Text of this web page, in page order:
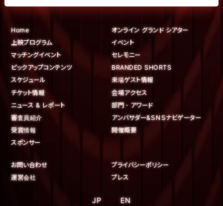
Home
オンライン グランド シアター
上映プログラム
イベント
マッチングイベント
セレモニー
ピックアップコンテンツ
BRANDED SHORTS
スケジュール
来場ゲスト情報
チケット情報
会場アクセス
ニュース & レポート
部門・アワード
審査員紹介
アンバサダー&ＳＮＳナビゲーター
受賞情報
開催概要
スポンサー
お問い合わせ
プライバシーポリシー
運営会社
プレス
JP EN